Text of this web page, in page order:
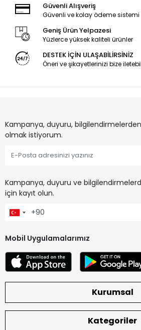
Güvenli Alışveriş
Güvenli ve kolay ödeme sistemi
Geniş Ürün Yelpazesi
Yüzlerce yüksek kaliteli ürünler
DESTEK İÇİN ULAŞABİLİRSİNİZ
Öneri ve şikayetlerinizi bize
Kampanya, duyuru,
olmak istiyorum.
Kampanya, duyuru ve
için kayıt olun.
Mobil Uygulamalarımız
Kurumsal
Kategoriler